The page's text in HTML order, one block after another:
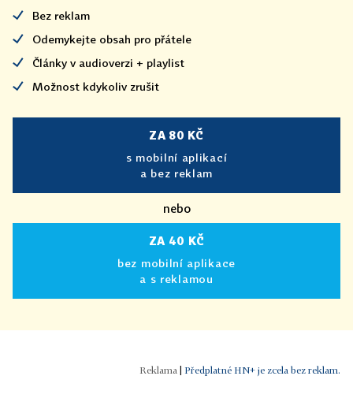
Bez reklam
Odemykejte obsah pro přátele
Články v audioverzi + playlist
Možnost kdykoliv zrušit
ZA 80 KČ
s mobilní aplikací
a bez reklam
nebo
ZA 40 KČ
bez mobilní aplikace
a s reklamou
Předplatné HN+ je zcela bez reklam.